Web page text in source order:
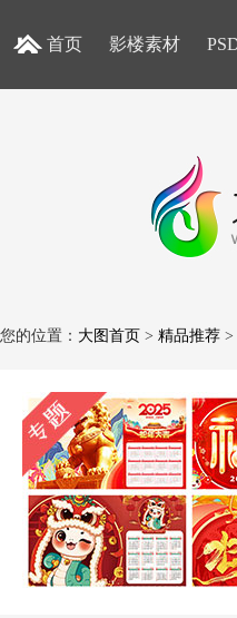
首页 影楼素材
您的位置： 大图首页 > 精品推荐 >